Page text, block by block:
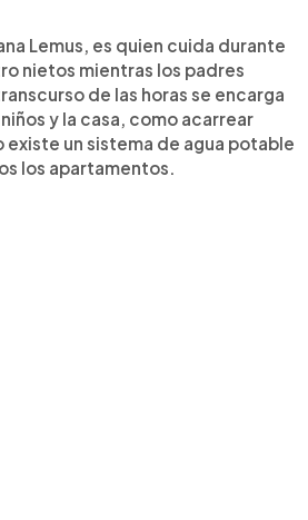
Lemus, es quien cuida durante
nietos mientras los padres
de las horas se encarga
y la casa, como acarrear
existe un sistema de agua potable
los apartamentos.